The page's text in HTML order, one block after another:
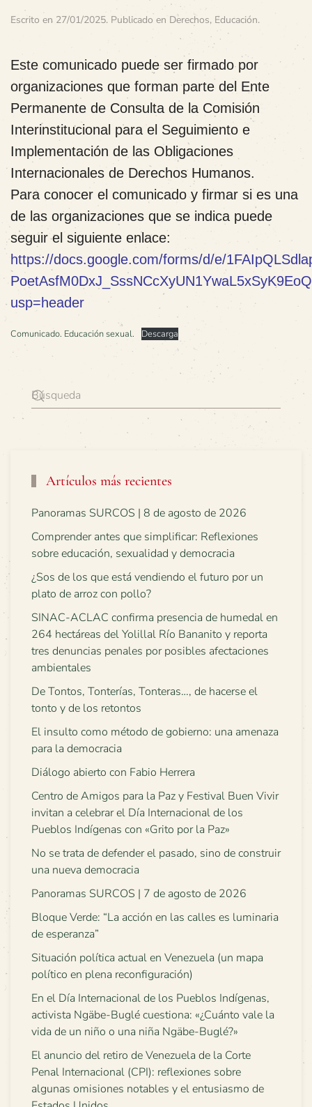
Escrito en 27/01/2025. Publicado en Derechos, Educación.
Este comunicado puede ser firmado por
organizaciones que forman parte del Ente
Permanente de Consulta de la Comisión
Interinstitucional para el Seguimiento e
Implementación de las Obligaciones
Internacionales de Derechos Humanos.
Para conocer el comunicado y firmar si es una
de las organizaciones que se indica puede
seguir el siguiente enlace:
https://docs.google.com/forms/d/e/
usp=header
Comunicado. Educación sexual. Descarga
Artículos más recientes
Panoramas SURCOS | 8 de agosto de 2026
Comprender antes que simplificar: Reflexiones
sobre educación, sexualidad y democracia
¿Sos de los que está vendiendo el futuro por un
plato de arroz con pollo?
SINAC-ACLAC confirma presencia de humedal en
264 hectáreas del Yolillal Río Bananito y reporta
tres denuncias penales por posibles afectaciones
ambientales
De Tontos, Tonterías, Tonteras…, de hacerse el
tonto y de los retontos
El insulto como método de gobierno: una amenaza
para la democracia
Diálogo abierto con Fabio Herrera
Centro de Amigos para la Paz y Festival Buen Vivir
invitan a celebrar el Día Internacional de los
Pueblos Indígenas con «Grito por la Paz»
No se trata de defender el pasado, sino de construir
una nueva democracia
Panoramas SURCOS | 7 de agosto de 2026
Bloque Verde: “La acción en las calles es luminaria
de esperanza”
Situación política actual en Venezuela (un mapa
político en plena reconfiguración)
En el Día Internacional de los Pueblos Indígenas,
activista Ngäbe-Buglé cuestiona: «¿Cuánto vale la
vida de un niño o una niña Ngäbe-Buglé?»
El anuncio del retiro de Venezuela de la Corte
Penal Internacional (CPI): reflexiones sobre
algunas omisiones notables y el entusiasmo de